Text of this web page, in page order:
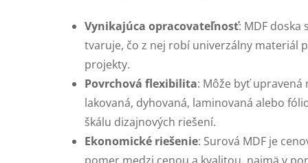
Vynikajúca opracovateľnosť: MDF doska
tvaruje, čo z nej robí univerzálny materiál
projekty.
Povrchová flexibilita: Môže byť
lakovaná, dyhovaná, laminovaná alebo
škálu dizajnových riešení.
Ekonomické riešenie: Surová MDF je